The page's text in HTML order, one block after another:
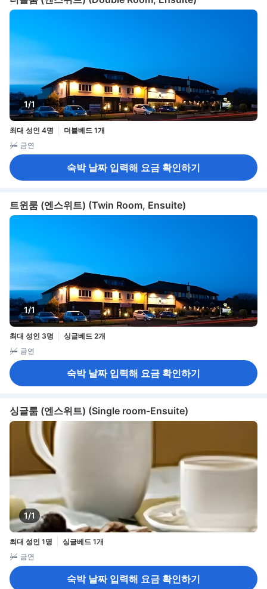
1/1
최대 성인 4명
더블베드 1개
금연
숙박 날짜 입력해 요금 확인하기
트윈룸 (엔스위트) (Twin Room, Ensuite)
1/1
최대 성인 3명
싱글베드 2개
금연
숙박 날짜 입력해 요금 확인하기
싱글룸 (엔스위트) (Single room-Ensuite)
1/1
최대 성인 1명
싱글베드 1개
금연
숙박 날짜 입력해 요금 확인하기